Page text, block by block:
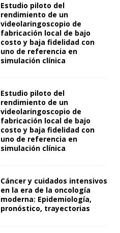
Estudio piloto del
rendimiento de un
videolaringoscopio de
fabricación local de bajo
costo y baja fidelidad con
uno de referencia en
simulación clínica
Estudio piloto del
rendimiento de un
videolaringoscopio de
fabricación local de bajo
costo y baja fidelidad con
uno de referencia en
simulación clínica
Cáncer y cuidados intensivos
en la era de la oncología
moderna: Epidemiología,
pronóstico, trayectorias